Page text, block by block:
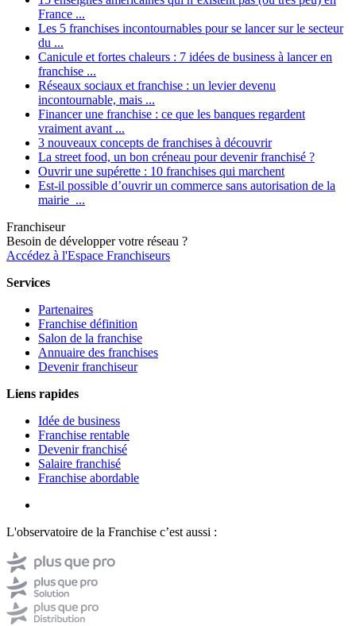
France ...
Les 5 franchises incontournables pour se lancer sur le secteur
du ...
Canicule et fortes chaleurs : 7 idées de business à lancer en
franchise ...
Réseaux sociaux et franchise : un levier devenu
incontournable, mais ...
Financer une franchise : ce que les banques regardent
vraiment avant ...
3 nouveaux concepts de franchises à découvrir
La street food, un bon créneau pour devenir franchisé ?
Ouvrir une supérette : 10 franchises qui marchent
Est-il possible d’ouvrir un commerce sans autorisation de la
mairie ...
Franchiseur
Besoin de développer votre réseau ?
Accédez à l'Espace Franchiseurs
Services
Partenaires
Franchise définition
Salon de la franchise
Annuaire des franchises
Devenir franchiseur
Liens rapides
Idée de business
Franchise rentable
Devenir franchisé
Salaire franchisé
Franchise abordable
L'observatoire de la Franchise c’est aussi :